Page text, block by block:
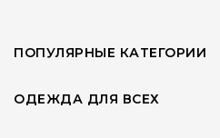
ПОПУЛЯРНЫЕ КАТЕГОРИИ
ОДЕЖДА ДЛЯ ВСЕХ